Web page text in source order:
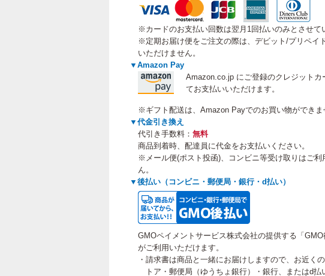
※カードのお支払い回数は翌月1回払いのみとさせて
※定期お届け便をご注文の際は、デビット/プリペイ
いただけません。
▼Amazon Pay
Amazon.co.jp にご登録のクレジットカ
てお支払いいただけます。
※ギフト配送は、Amazon Payでのお買い物ができま
▼代金引き換え
代引き手数料： 無料
商品到着時、配達員に代金をお支払いください。
※メール便(ポスト投函)、コンビニ等受け取りはご利
ん。
▼後払い（コンビニ・郵便局・銀行・d払い）
GMOペイメントサービス株式会社の提供する「GMO
がご利用いただけます。
・請求書は商品と一緒にお届けしますので、お近く
トア・郵便局（ゆうちょ銀行）・銀行、またはd払